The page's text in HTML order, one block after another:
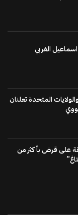
الغربي
المتحدة تعلنان
على قرض بأكثر من